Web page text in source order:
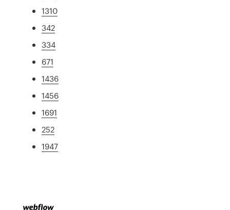
1310
342
334
671
1436
1456
1691
252
1947